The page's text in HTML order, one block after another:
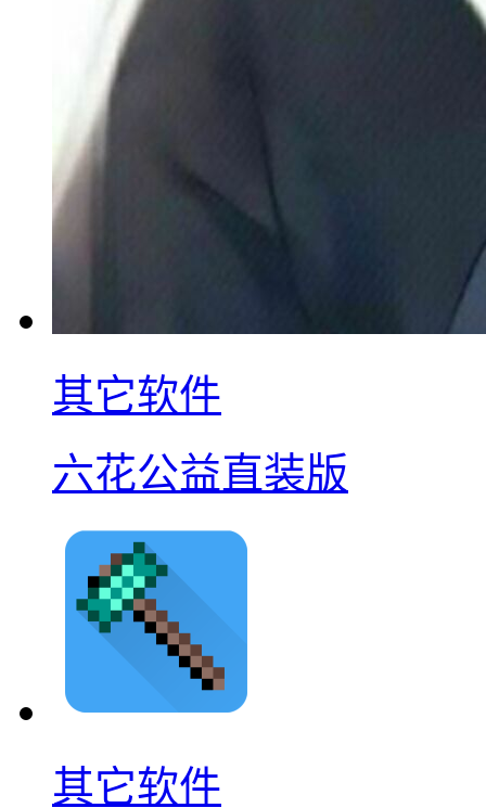
其它软件
六花公益直装版
其它软件